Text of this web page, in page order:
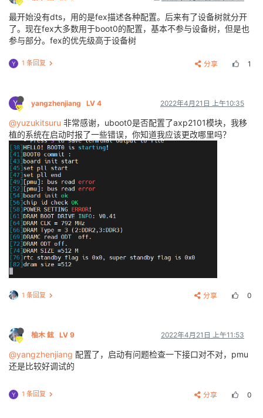
最开始没有dts，用的是fex描述各种配置。后来有了设备树就分开
了。现在fex大多数用于boot0的配置，基本不参与设备树，但是也
参与部分。fex的优先级高于设备树
Y 1 条回复 分享 1
Y yangzhenjiang LV 4 2022年4月21日 上午10:35
@yuzukitsuru 非常感谢，uboot0是否配置了axp2101模块，我移
植的系统在启动时报了一些错误，你知道我应该更改哪里吗？
1 条回复 分享 0
柚木 鉉 LV 9 2022年4月21日 上午11:53
@yangzhenjiang 配置了，启动有问题检查一下接口对不对，pmu
还是比较好调试的
Y 1 条回复 分享 0